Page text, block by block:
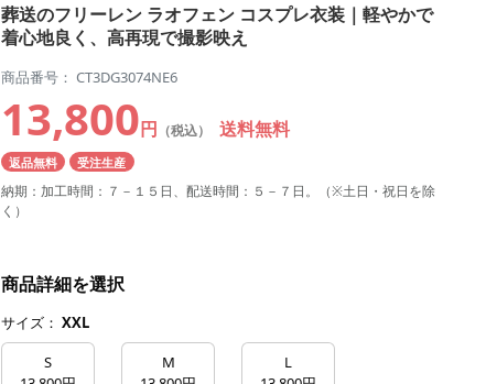
葬送のフリーレン ラオフェン コスプレ衣装｜軽やかで
着心地良く、高再現で撮影映え
商品番号： CT3DG3074NE6
13,800円 （税込） 送料無料
返品無料 受注生産
納期：加工時間：７－１５日、配送時間：５－７日。（※土日・祝日を除
く）
商品詳細を選択
サイズ： XXL
S
M
L